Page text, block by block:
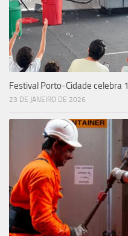
Festival Porto-Cidade celebra
23 DE JANEIRO DE 2026